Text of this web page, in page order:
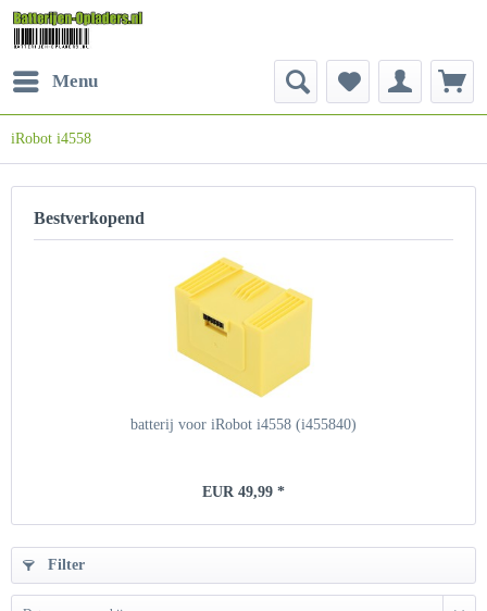
Menu
iRobot i4558
Bestverkopend
batterij voor iRobot i4558 (i455840)
EUR 49,99 *
Filter